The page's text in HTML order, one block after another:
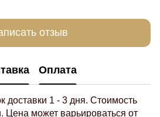
отзыв
Оплата
доставки 1 - 3 дня. Стоимость
Цена может варьироваться от